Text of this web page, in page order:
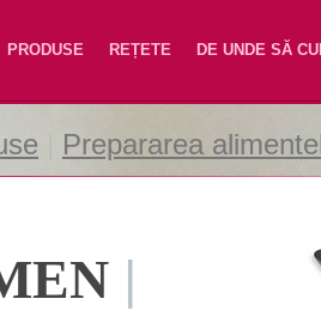
PRODUSE REȚETE DE UNDE SĂ
Prepararea
|